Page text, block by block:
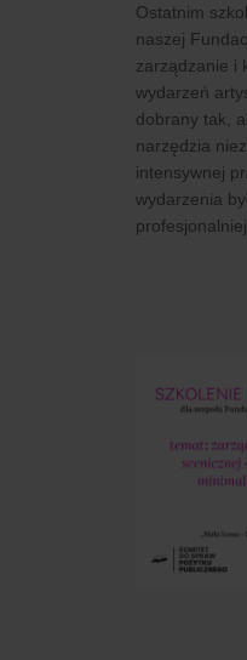
Ostatnim
naszej
zarządzanie i
wydarzeń
dobrany tak,
narzędzia
intensywnej
wydarzenia